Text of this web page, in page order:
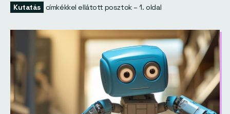
Kutatás címkékkel ellátott posztok – 1. oldal